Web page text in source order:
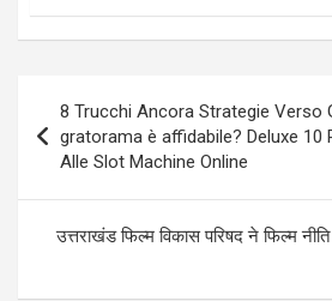
t
8 Trucchi Ancora Strategie Verso
gratorama è affidabile? Deluxe 10
Alle Slot Machine Online
उत्तराखंड फिल्म विकास परिषद ने फिल्म